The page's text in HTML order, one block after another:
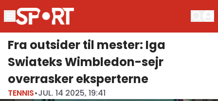
Fra outsider til mester: Iga
Swiateks Wimbledon-sejr
overrasker eksperterne
TENNIS•JUL. 14 2025, 19:41